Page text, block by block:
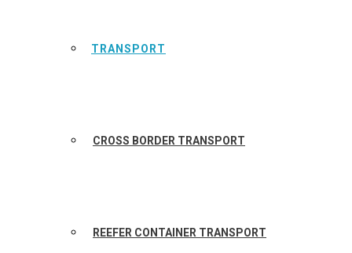
TRANSPORT
CROSS BORDER TRANSPORT
REEFER CONTAINER TRANSPORT